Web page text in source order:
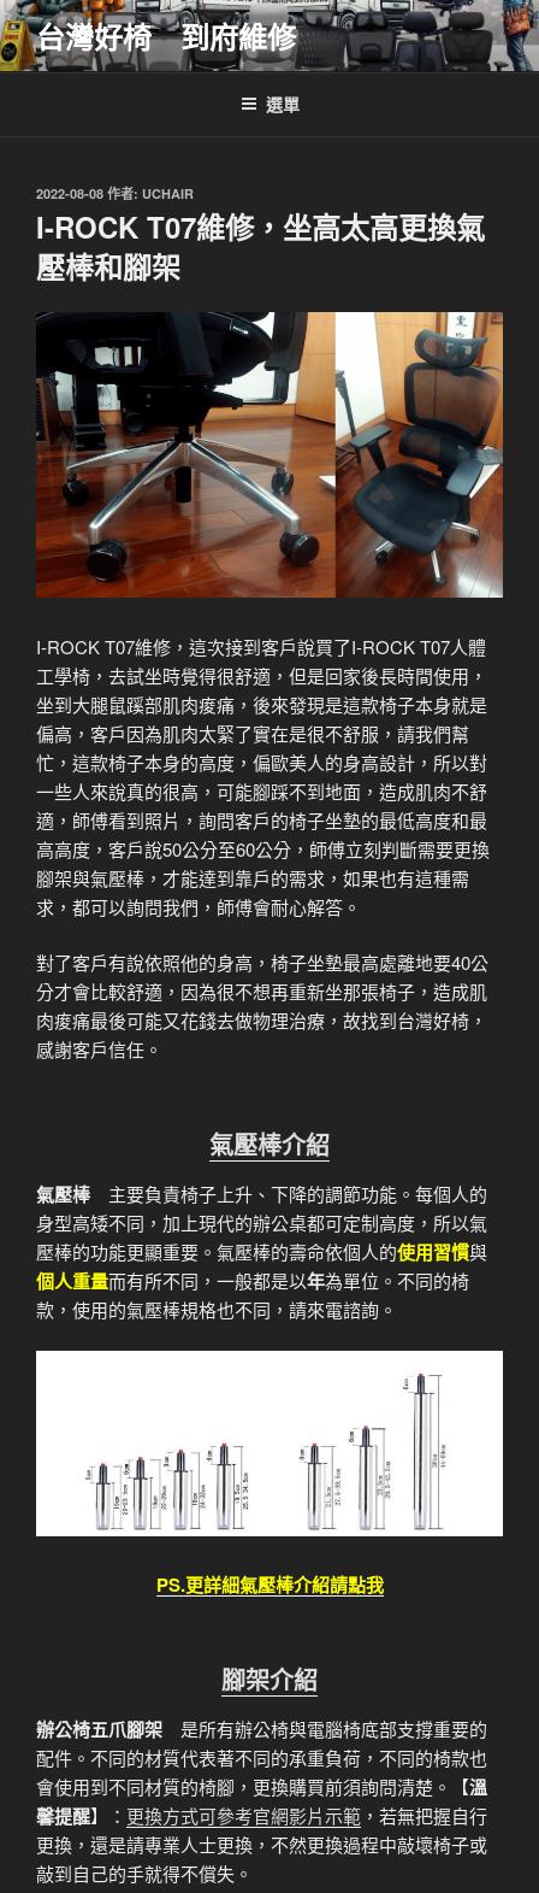
跳
至
主
台灣好椅 到府維修
選單
發
佈
於
2022-08-08 作者: UCHAIR
I-ROCK T07維修，坐高太高更換氣
壓棒和腳架
I-ROCK T07維修，這次接到客戶說買了I-ROCK T07人體
工學椅，去試坐時覺得很舒適，但是回家後長時間使用，
坐到大腿鼠蹊部肌肉痠痛，後來發現是這款椅子本身就是
偏高，客戶因為肌肉太緊了實在是很不舒服，請我們幫
忙，這款椅子本身的高度，偏歐美人的身高設計，所以對
一些人來說真的很高，可能腳踩不到地面，造成肌肉不舒
適，師傅看到照片，詢問客戶的椅子坐墊的最低高度和最
高高度，客戶說50公分至60公分，師傅立刻判斷需要更換
腳架與氣壓棒，才能達到靠戶的需求，如果也有這種需
求，都可以詢問我們，師傅會耐心解答。
對了客戶有說依照他的身高，椅子坐墊最高處離地要40公
分才會比較舒適，因為很不想再重新坐那張椅子，造成肌
肉痠痛最後可能又花錢去做物理治療，故找到台灣好椅，
感謝客戶信任。
氣壓棒介紹
氣壓棒主要負責椅子上升、下降的調節功能。每個人的
身型高矮不同，加上現代的辦公桌都可定制高度，所以氣
壓棒的功能更顯重要。氣壓棒的壽命依個人的使用習慣與
個人重量而有所不同，一般都是以年為單位。不同的椅
款，使用的氣壓棒規格也不同，請來電諮詢。
PS.更詳細氣壓棒介紹請點我
腳架介紹
辦公椅五爪腳架 是所有辦公椅與電腦椅底部支撐重要的
配件。不同的材質代表著不同的承重負荷，不同的椅款也
會使用到不同材質的椅腳，更換購買前須詢問清楚。【溫
馨提醒】： 更換方式可參考官網影片示範 ，若無把握自行
更換，還是請專業人士更換，不然更換過程中敲壞椅子或
敲到自己的手就得不償失。